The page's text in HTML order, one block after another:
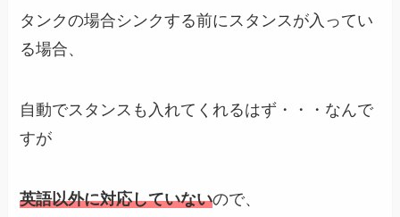
タンクの場合シンクする前にスタンスが入ってい
る場合、
自動でスタンスも入れてくれるはず・・・なんで
すが
英語以外に対応していないので、